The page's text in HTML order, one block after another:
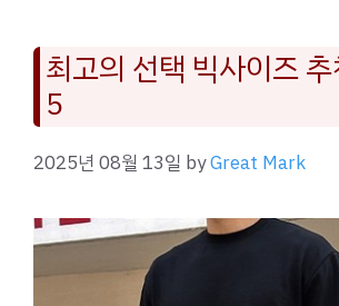
최고의 선택 빅사이즈
5
2025년 08월 13일 byGreat Mark